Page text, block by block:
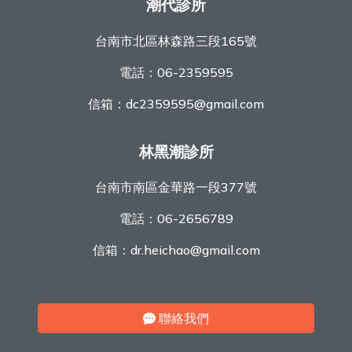
潮代診所
台南市北區林森路三段165號
電話： 06-2359595
信箱： dc2359595@gmail.com
林黑潮診所
台南市南區金華路一段377號
電話： 06-2656789
信箱： dr.heichao@gmail.com
聯絡我們